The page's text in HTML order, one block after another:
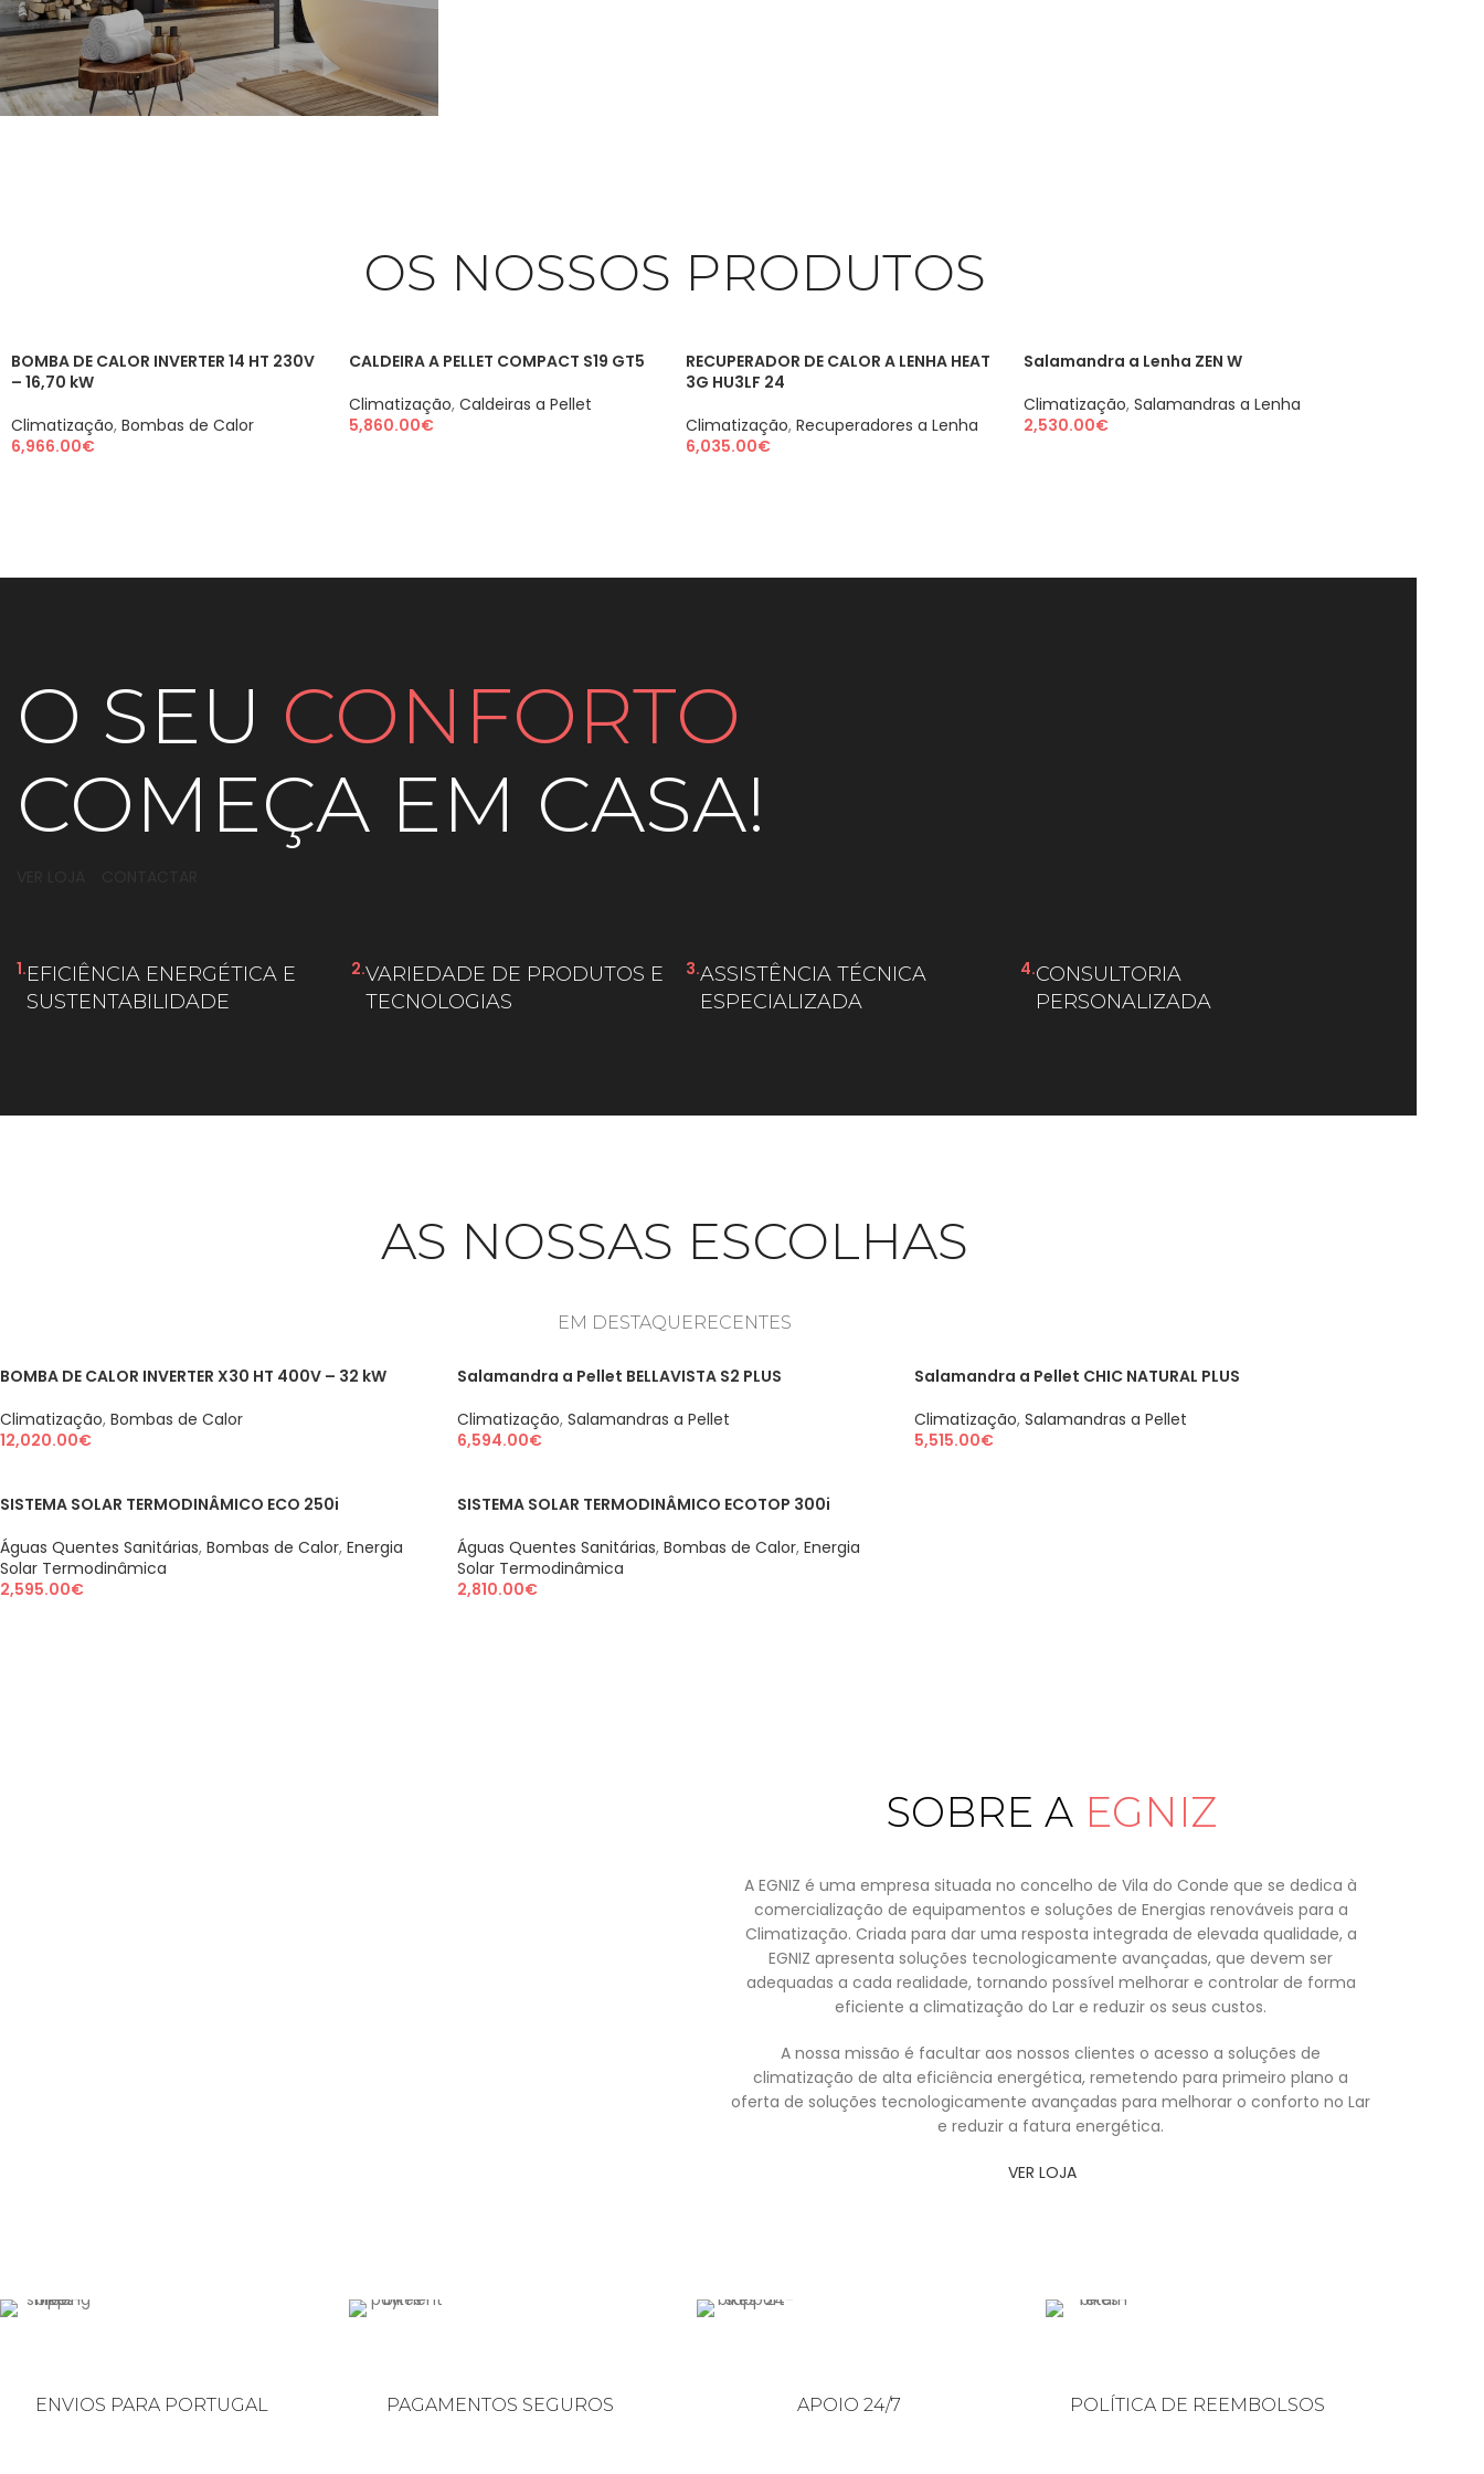
OS NOSSOS PRODUTOS
BOMBA DE CALOR INVERTER 14 HT 230V
– 16,70 kW
Climatização, Bombas de Calor
6,966.00€
CALDEIRA A PELLET COMPACT S19 GT5
Climatização, Caldeiras a Pellet
5,860.00€
RECUPERADOR DE CALOR A LENHA HEAT
3G HU3LF 24
Climatização, Recuperadores a Lenha
6,035.00€
Salamandra a Lenha ZEN W
Climatização, Salamandras a Lenha
2,530.00€
O SEU CONFORTO
COMEÇA EM CASA!
1.EFICIÊNCIA ENERGÉTICA E
SUSTENTABILIDADE
2.VARIEDADE DE PRODUTOS E
TECNOLOGIAS
3.ASSISTÊNCIA TÉCNICA
ESPECIALIZADA
4.CONSULTORIA
PERSONALIZADA
AS NOSSAS ESCOLHAS
EM DESTAQUERECENTES
BOMBA DE CALOR INVERTER X30 HT 400V – 32 kW
Climatização, Bombas de Calor
12,020.00€
Salamandra a Pellet BELLAVISTA S2 PLUS
Climatização, Salamandras a Pellet
6,594.00€
Salamandra a Pellet CHIC NATURAL PLUS
Climatização, Salamandras a Pellet
5,515.00€
SISTEMA SOLAR TERMODINÂMICO ECO 250i
Águas Quentes Sanitárias, Bombas de Calor, Energia
Solar Termodinâmica
2,595.00€
SISTEMA SOLAR TERMODINÂMICO ECOTOP 300i
Águas Quentes Sanitárias, Bombas de Calor, Energia
Solar Termodinâmica
2,810.00€
SOBRE A EGNIZ
A EGNIZ é uma empresa situada no concelho de Vila do Conde que se dedica à
comercialização de equipamentos e soluções de Energias renováveis para a
Climatização. Criada para dar uma resposta integrada de elevada qualidade, a
EGNIZ apresenta soluções tecnologicamente avançadas, que devem ser
adequadas a cada realidade, tornando possível melhorar e controlar de forma
eficiente a climatização do Lar e reduzir os seus custos.
A nossa missão é facultar aos nossos clientes o acesso a soluções de
climatização de alta eficiência energética, remetendo para primeiro plano a
oferta de soluções tecnologicamente avançadas para melhorar o conforto no Lar
e reduzir a fatura energética.
VER LOJA
ENVIOS PARA PORTUGAL PAGAMENTOS SEGUROS APOIO 24/7 POLÍTICA DE REEMBOLSOS